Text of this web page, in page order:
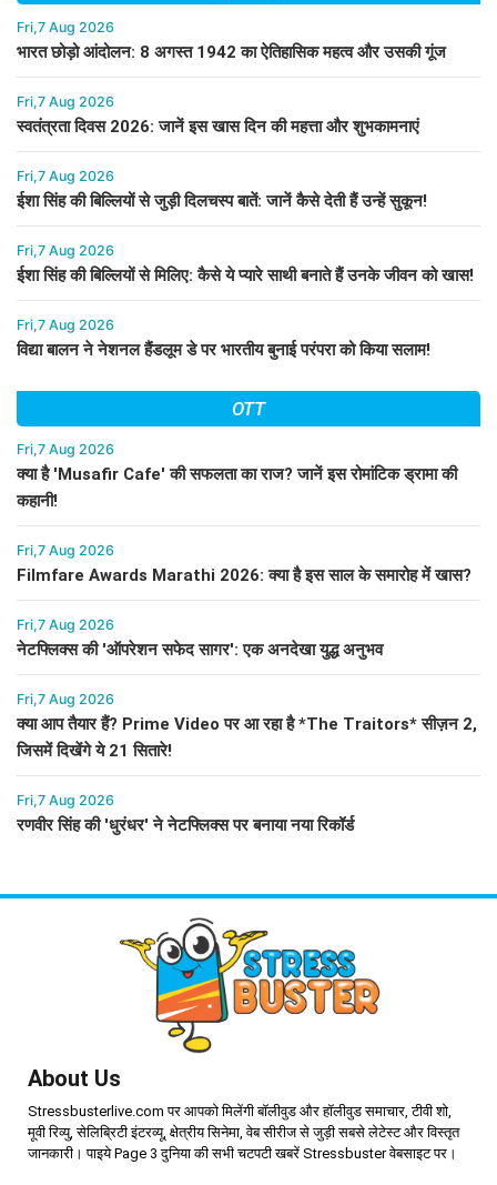
Fri,7 Aug 2026
भारत छोड़ो आंदोलन: 8 अगस्त 1942 का ऐतिहासिक महत्व और उसकी गूंज
Fri,7 Aug 2026
स्वतंत्रता दिवस 2026: जानें इस खास दिन की महत्ता और शुभकामनाएं
Fri,7 Aug 2026
ईशा सिंह की बिल्लियों से जुड़ी दिलचस्प बातें: जानें कैसे देती हैं उन्हें सुकून!
Fri,7 Aug 2026
ईशा सिंह की बिल्लियों से मिलिए: कैसे ये प्यारे साथी बनाते हैं उनके जीवन को खास!
Fri,7 Aug 2026
विद्या बालन ने नेशनल हैंडलूम डे पर भारतीय बुनाई परंपरा को किया सलाम!
OTT
Fri,7 Aug 2026
क्या है 'Musafir Cafe' की सफलता का राज? जानें इस रोमांटिक ड्रामा की
कहानी!
Fri,7 Aug 2026
Filmfare Awards Marathi 2026: क्या है इस साल के समारोह में खास?
Fri,7 Aug 2026
नेटफ्लिक्स की 'ऑपरेशन सफेद सागर': एक अनदेखा युद्ध अनुभव
Fri,7 Aug 2026
क्या आप तैयार हैं? Prime Video पर आ रहा है *The Traitors* सीज़न 2,
जिसमें दिखेंगे ये 21 सितारे!
Fri,7 Aug 2026
रणवीर सिंह की 'धुरंधर' ने नेटफ्लिक्स पर बनाया नया रिकॉर्ड
About Us
Stressbusterlive.com पर आपको मिलेंगी बॉलीवुड और हॉलीवुड समाचार, टीवी शो,
मूवी रिव्यु, सेलिब्रिटी इंटरव्यू, क्षेत्रीय सिनेमा, वेब सीरीज से जुड़ी सबसे लेटेस्ट और विस्तृत
जानकारी। पाइये Page 3 दुनिया की सभी चटपटी खबरें Stressbuster वेबसाइट पर।